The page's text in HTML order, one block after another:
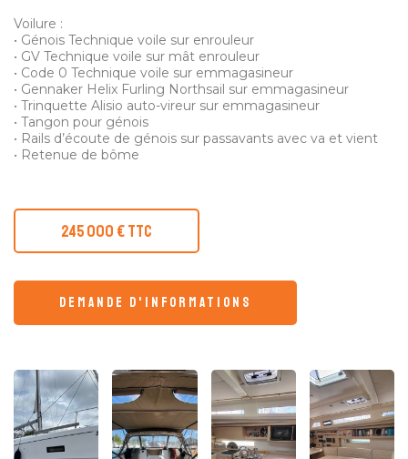
Voilure :
• Génois Technique voile sur enrouleur
• GV Technique voile sur mât enrouleur
• Code 0 Technique voile sur emmagasineur
• Gennaker Helix Furling Northsail sur emmagasineur
• Trinquette Alisio auto-vireur sur emmagasineur
• Tangon pour génois
• Rails d’écoute de génois sur passavants avec va et vient
• Retenue de bôme
245 000 € TTC
demande d'informations